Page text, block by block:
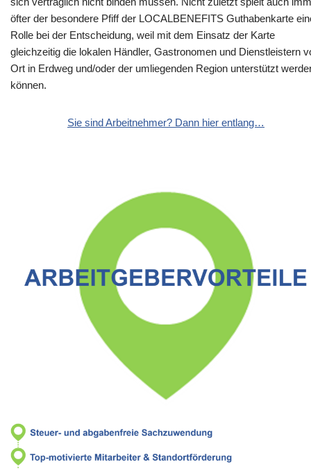
öfter der besondere Pfiff der LOCALBENEFITS Guthabenkarte
Rolle bei der Entscheidung, weil mit dem Einsatz der Karte
gleichzeitig die lokalen Händler, Gastronomen und Dienstleistern
Ort in Erdweg und/oder der umliegenden Region unterstützt
können.
Sie sind Arbeitnehmer? Dann hier entlang…